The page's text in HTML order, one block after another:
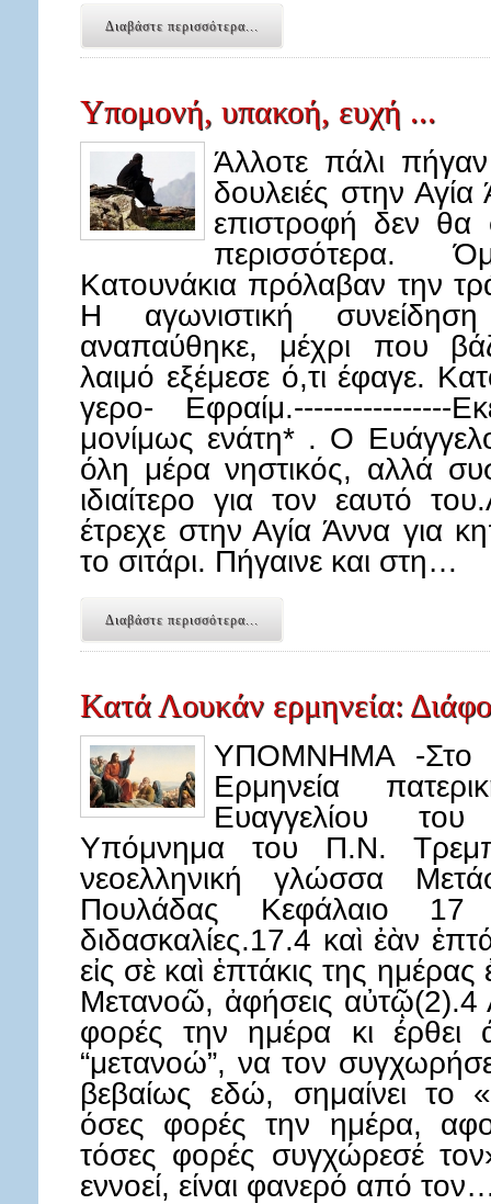
Διαβάστε περισσότερα...
Υπομονή, υπακοή, ευχή ...
Άλλοτε πάλι
δουλειές στην
επιστροφή δεν θα
περισσότερα.
Κατουνάκια πρόλαβαν την
Η αγωνιστική
αναπαύθηκε, μέχρι που
λαιμό εξέμεσε ό,τι έφαγε.
γερο- Εφραίμ.----------------
μονίμως ενάτη* . Ο
όλη μέρα νηστικός, αλλά
ιδιαίτερο για τον εαυτό
έτρεχε στην Αγία Άννα για
το σιτάρι. Πήγαινε και στη…
Διαβάστε περισσότερα...
Κατά Λουκάν ερμηνεία:
ΥΠΟΜΝΗΜΑ -Στο
Ερμηνεία
Ευαγγελίου του
Υπόμνημα του Π.Ν.
νεοελληνική γλώσσα
Πουλάδας Κεφάλαιο 17
διδασκαλίες.17.4 καὶ ἐὰν
εἰς σὲ καὶ ἑπτάκις της
Μετανοῶ, ἀφήσεις αὐτῷ(2).4
φορές την ημέρα κι έρθει
“μετανοώ”, να τον
βεβαίως εδώ, σημαίνει το
όσες φορές την ημέρα,
τόσες φορές συγχώρεσέ
εννοεί, είναι φανερό από